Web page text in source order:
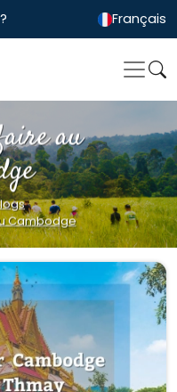
Français
au
Cambodge